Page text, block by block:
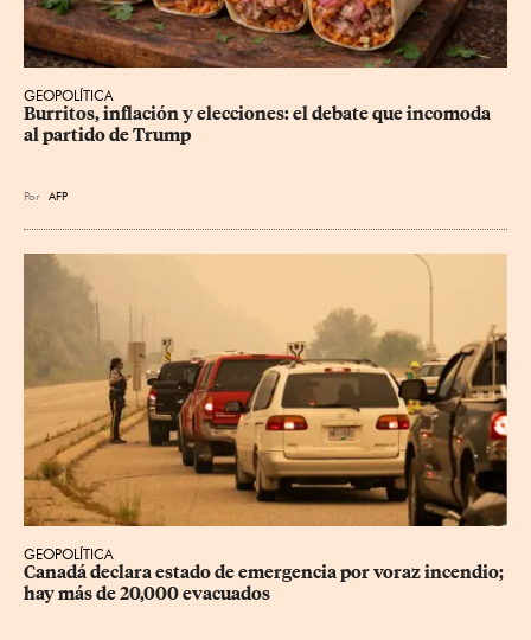
GEOPOLÍTICA
Burritos, inflación y elecciones: el debate que incomoda
al partido de Trump
Por AFP
GEOPOLÍTICA
Canadá declara estado de emergencia por voraz incendio;
hay más de 20,000 evacuados